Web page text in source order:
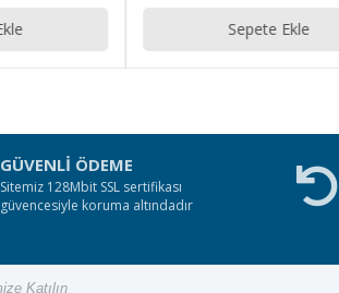
Sepete Ekle
GÜVENLİ ÖDEME
Sitemiz 128Mbit SSL sertifikası
güvencesiyle koruma altındadır